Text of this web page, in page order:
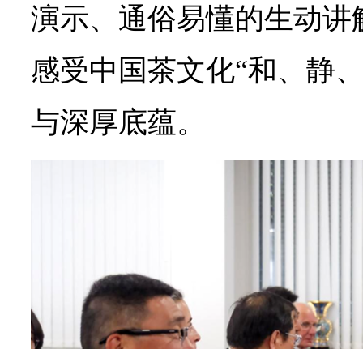
演示、通俗易懂的生动
感受中国茶文化“和、静
与深厚底蕴。